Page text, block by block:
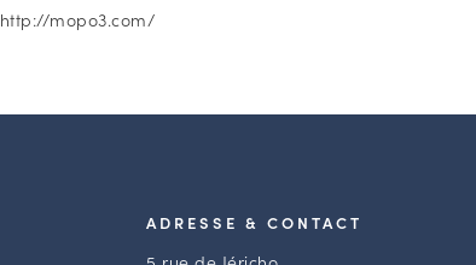
http://mopo3.com/
ADRESSE & CONTACT